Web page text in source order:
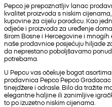
Pepco je prepoznatljiv lanac
kvalitet proizvoda s niskim
kupovine za cijelu porodicu. Kao
odjeće i proizvoda za uređenje
širom Bosne i Hercegovine i
naše prodavnice posjećuju hiljade
da neprestano poboljšavamo
potrebama.
U Pepcu vas očekuje bogat
prodavnica Pepco Pepco Gradacac
tinejdžere i odrasle. Bilo da tražite
elegantne haljine ili zanimljive
to po izuzetno niskim cijenama.